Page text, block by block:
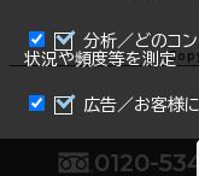
0120-
分析／どのコ
状況や頻度等を測定
広告／お客様
ログイン
北海道
青森県